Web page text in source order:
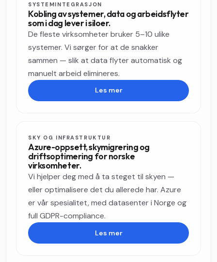
SYSTEMINTEGRASJON
Kobling av systemer, data og arbeidsflyter
som i dag lever i siloer.
De fleste virksomheter bruker 5–10 ulike
systemer. Vi sørger for at de snakker
sammen — slik at data flyter automatisk og
manuelt arbeid elimineres.
Les mer
SKY OG INFRASTRUKTUR
Azure-oppsett, skymigrering og
driftsoptimering for norske
virksomheter.
Vi hjelper deg med å ta steget til skyen —
eller optimalisere det du allerede har. Azure
er vår spesialitet, med datasenter i Norge og
full GDPR-compliance.
Les mer